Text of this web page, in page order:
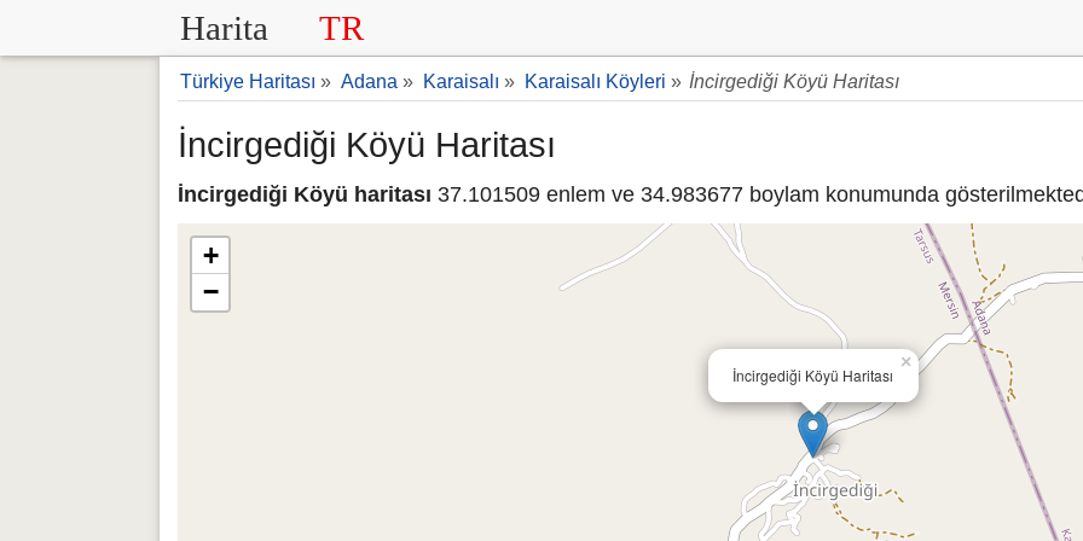
Harita TR
Türkiye Haritası » Adana » Karaisalı » Karaisalı Köyleri » İncirgediği Köyü Haritası
İncirgediği Köyü Haritası
İncirgediği Köyü haritası 37.101509 enlem ve 34.983677 boylam konumunda
İncirgediği Köyü Haritası
×
+
−